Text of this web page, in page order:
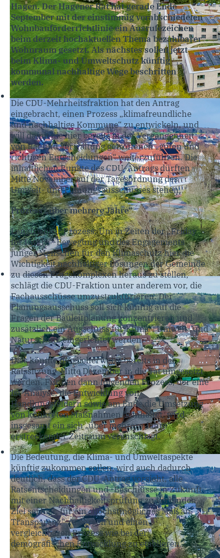
Hagen. Der Hagener Rat hat gerade Ende
September mit der einstimmig verabschiedeten
Wohnbauförderrichtlinie ein Ausrufezeichen
beim derzeit hochaktuellen Thema bezahlbarer
Wohnraum gesetzt. Als nächstes sollen jetzt
beim Klima- und Umweltschutz künftig
kommunal nachhaltige Wege beschritten
werden.
Die CDU-Mehrheitsfraktion hat den Antrag
eingebracht, einen Prozess „klimafreundliche
und nachhaltige Kommune“ zu entwickeln, und
will damit die hier bereits in der Vergangenheit
von Rat und Verwaltung getroffenen „guten und
richtigen Entscheidungen“ weiterzuführen. Die
inhaltlichen Punkte des CDU-Antrags dürften
Mitte November auf der Tagesordnung des
Umwelt- und Planungsausschusses stehen.
Prozess „über mehrere Jahre“
Langfristiger Prozess: Um in Zeiten der „Friday
for future“-Bewegung und des Engagements
junger Menschen für den Klimaschutz hier die
Wichtigkeit nachhaltiger Lösungen der Gemeinde
zu diesen Fragekomplexen heraus zu stellen,
schlägt die CDU-Fraktion unter anderem vor, die
Fachausschüsse umzustrukturieren. Der
Planungsausschuss soll sich künftig auf die
Fragen der Bauleitplanung konzentrieren und
zusätzlich ein Ausschuss für Klima-, Umwelt- und
Naturschutz eingerichtet werden.
Dies könnte möglicherweise bereits in der
Ratssitzung Mitte Dezember in die Tat umgesetzt
werden. Für den dann folgenden Prozess, der eine
Ist-Analyse, die Entwicklung von
Handlungsfeldern sowie am Ende die Umsetzung
von konkreten Maßnahmen beinhaltet, wird
insgesamt ein sich „über mehrere Jahre“
erstreckender Zeitraum veranschlagt.
Die Bedeutung, die Klima- und Umweltaspekte
künftig zukommen sollen, wird auch dadurch
deutlich, dass der CDU-Antrag vorsieht, alle
Ratsentscheidungen und -Beschlüsse in Zukunft
mit einer Nachhaltigkeitsprüfung zu verbinden.
Ziel sei hier, für ein „höchstmögliches Maß an
Transparenz“ zu sorgen und einen
vergleichbaren Prozess wie bei der
demografischen Entwicklung zu etablieren.